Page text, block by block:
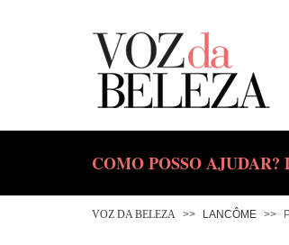
COMO POSSO AJUDAR?
VOZ DA BELEZA LANCÔME